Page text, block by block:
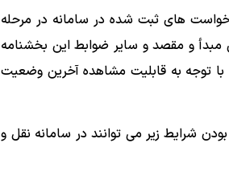
های ثبت شده در سامانه در مرحله
مبدأ و مقصد و سایر ضوابط این بخشنامه
توجه به قابلیت مشاهده آخرین وضعیت
شرایط زیر می توانند در سامانه نقل و